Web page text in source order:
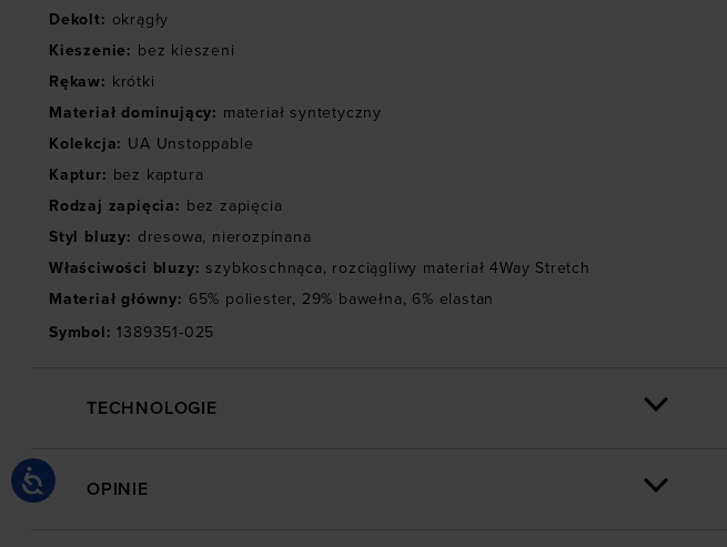
Dekolt: okrągły
Kieszenie: bez kieszeni
Rękaw: krótki
Materiał dominujący: materiał syntetyczny
Kolekcja: UA Unstoppable
Kaptur: bez kaptura
Rodzaj zapięcia: bez zapięcia
Styl bluzy: dresowa, nierozpinana
Właściwości bluzy: szybkoschnąca, rozciągliwy materiał 4Way Stretch
Materiał główny: 65% poliester, 29% bawełna, 6% elastan
Symbol: 1389351-025
TECHNOLOGIE
OPINIE